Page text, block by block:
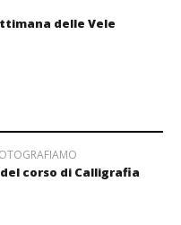
delle Vele
corso di Calligrafia